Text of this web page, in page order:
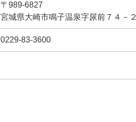
〒989-6827
宮城県大崎市鳴子温泉字尿前７４－２
0229-83-3600